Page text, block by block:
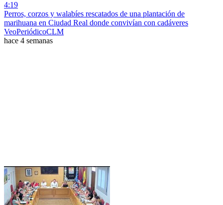
4:19
Perros, corzos y walabíes rescatados de una plantación de
marihuana en Ciudad Real donde convivían con cadáveres
VeoPeriódicoCLM
hace 4 semanas